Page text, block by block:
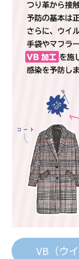
VB（ウ